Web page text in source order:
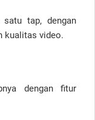
satu tap, dengan
kualitas video.
dengan fitur